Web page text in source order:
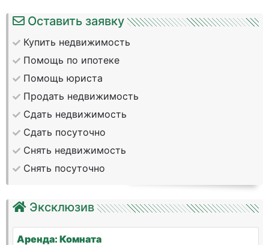
Оставить заявку
Купить недвижимость
Помощь по ипотеке
Помощь юриста
Продать недвижимость
Сдать недвижимость
Сдать посуточно
Снять недвижимость
Снять посуточно
Эксклюзив
Аренда: Комната